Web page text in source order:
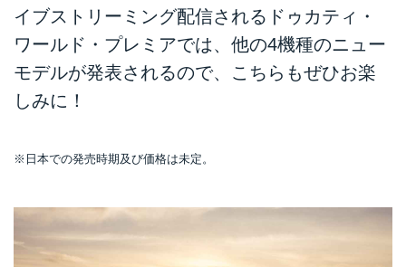
イブストリーミング配信されるドゥカティ・
ワールド・プレミアでは、他の4機種のニュー
モデルが発表されるので、こちらもぜひお楽
しみに！
※日本での発売時期及び価格は未定。